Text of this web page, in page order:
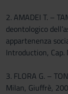
2. AMADEI T. –
deontologico
appartenenza
Introduction, Cap.
3. FLORA G. –
Milan, Giuffrè,